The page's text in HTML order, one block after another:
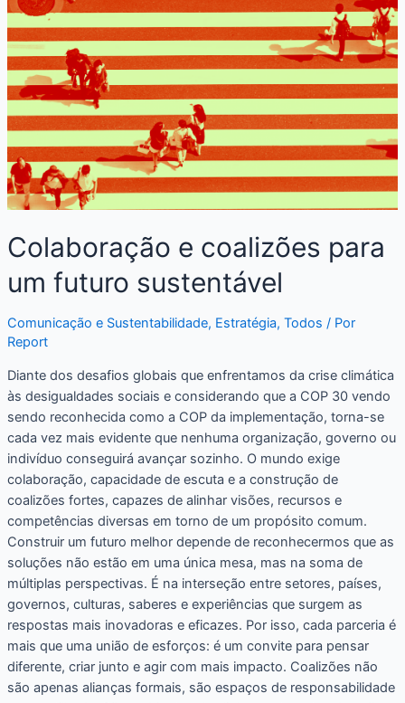
Colaboração e coalizões para
um futuro sustentável
Comunicação e Sustentabilidade, Estratégia, Todos / Por
Report
Diante dos desafios globais que enfrentamos da crise climática
às desigualdades sociais e considerando que a COP 30 vendo
sendo reconhecida como a COP da implementação, torna-se
cada vez mais evidente que nenhuma organização, governo ou
indivíduo conseguirá avançar sozinho. O mundo exige
colaboração, capacidade de escuta e a construção de
coalizões fortes, capazes de alinhar visões, recursos e
competências diversas em torno de um propósito comum.
Construir um futuro melhor depende de reconhecermos que as
soluções não estão em uma única mesa, mas na soma de
múltiplas perspectivas. É na interseção entre setores, países,
governos, culturas, saberes e experiências que surgem as
respostas mais inovadoras e eficazes. Por isso, cada parceria é
mais que uma união de esforços: é um convite para pensar
diferente, criar junto e agir com mais impacto. Coalizões não
são apenas alianças formais, são espaços de responsabilidade